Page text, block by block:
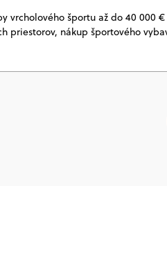
vrcholového športu až do 40 000
priestorov, nákup športového